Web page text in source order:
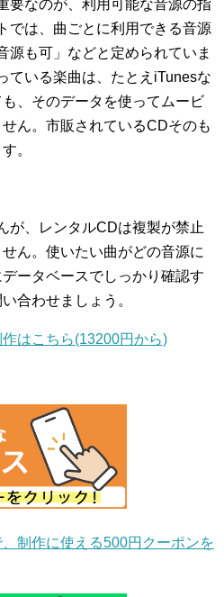
要なのが、利用可能な音源の指
では、曲ごとに利用できる音源
源も可」などと定められていま
ている楽曲は、たとえiTunesな
、そのデータを使ってムービ
ん。市販されているCDそのも
。
が、レンタルCDは複製が禁止
ん。使いたい曲がどの音源に
ータベースでしっかり確認す
合わせましょう。
はこちら(13200円から)
制作に使える500円クーポンを